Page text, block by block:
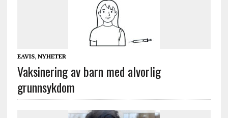
EAVIS, NYHETER
Vaksinering av barn med alvorlig
grunnsykdom